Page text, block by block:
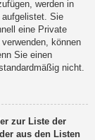
werden in
aufgelistet. Sie
eine Private
können
Sie einen
nicht.
zur Liste der
aus den Listen